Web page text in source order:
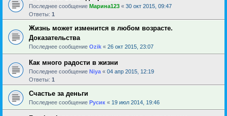
Последнее сообщение Марина123 « 30 окт 2015, 09:47
Ответы: 1
Жизнь может изменится в любом возрасте.
Доказательства
Последнее сообщение Ozik « 26 окт 2015, 23:07
Как много радости в жизни
Последнее сообщение Niya « 04 апр 2015, 12:19
Ответы: 1
Счастье за деньги
Последнее сообщение Русик « 19 июл 2014, 19:46